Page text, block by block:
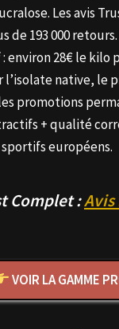
Les avis
de 193 000 retours.
: environ 28€ le kilo
l’isolate native, le
promotions
+ qualité
européens.
Complet :Avis
VOIR LA GAMME